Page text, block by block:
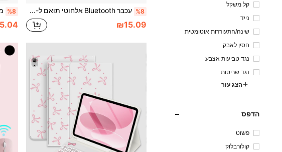
קל משקל
נייד
שינה/התעוררות אוטומטית
חסין לאבק
נגד טביעות אצבע
נגד שריטות
הצג עור
הדפס
פשוט
קולורבלוק
%8 עכבר Bluetooth אלחוטי תואם ל-Surface Pro, עכבר Bluetooth אלחוטי למחשב נייד, עכבר מיני נייד, מתנה לחג המולד/ראש השנה 2026
₪15.09
%8